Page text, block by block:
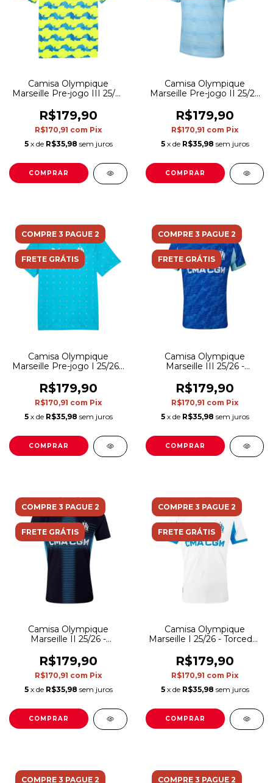
Camisa Olympique
Marseille Pre-jogo III 25/26
Masculina - Azul e amarela
R$179,90
R$170,91 com Pix
5 x de R$35,98 sem juros
COMPRAR
Camisa Olympique
Marseille Pre-jogo II 25/26
Masculina - Azul
R$179,90
R$170,91 com Pix
5 x de R$35,98 sem juros
COMPRAR
COMPRE 3 PAGUE 2
FRETE GRÁTIS
Camisa Olympique
Marseille Pre-jogo I 25/26 -
- Azul
R$179,90
R$170,91 com Pix
5 x de R$35,98 sem juros
COMPRAR
COMPRE 3 PAGUE 2
FRETE GRÁTIS
Camisa Olympique
Marseille III 25/26 -
- Azul
R$179,90
R$170,91 com Pix
5 x de R$35,98 sem juros
COMPRAR
COMPRE 3 PAGUE 2
FRETE GRÁTIS
Camisa Olympique
Marseille II 25/26 -
- Azul
R$179,90
R$170,91 com Pix
5 x de R$35,98 sem juros
COMPRAR
COMPRE 3 PAGUE 2
FRETE GRÁTIS
Camisa Olympique
Marseille I 25/26 - Torcedor
e azul
R$179,90
R$170,91 com Pix
5 x de R$35,98 sem juros
COMPRAR
COMPRE 3 PAGUE 2 COMPRE 3 PAGUE 2